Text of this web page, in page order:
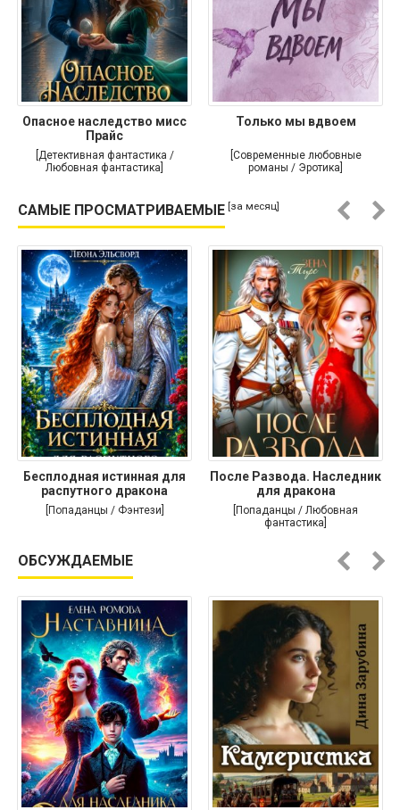
Опасное наследство мисс
Прайс
[Детективная фантастика /
Любовная фантастика]
Только мы вдвоем
[Современные любовные
романы / Эротика]
САМЫЕ ПРОСМАТРИВАЕМЫЕ [за месяц]
Бесплодная истинная для
распутного дракона
[Попаданцы / Фэнтези]
После Развода. Наследник
для дракона
[Попаданцы / Любовная
фантастика]
ОБСУЖДАЕМЫЕ